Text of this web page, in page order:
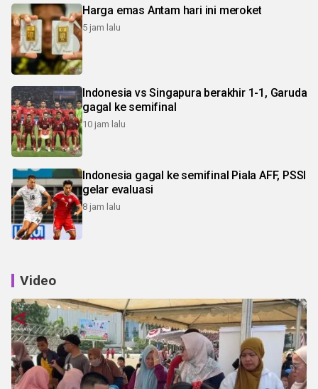
Harga emas Antam hari ini meroket
5 jam lalu
Indonesia vs Singapura berakhir 1-1, Garuda
gagal ke semifinal
10 jam lalu
Indonesia gagal ke semifinal Piala AFF, PSSI
gelar evaluasi
8 jam lalu
Video